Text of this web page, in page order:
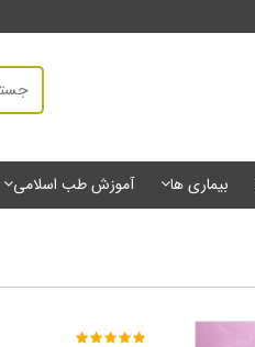
بیماری ها آموزش طب اسلامی